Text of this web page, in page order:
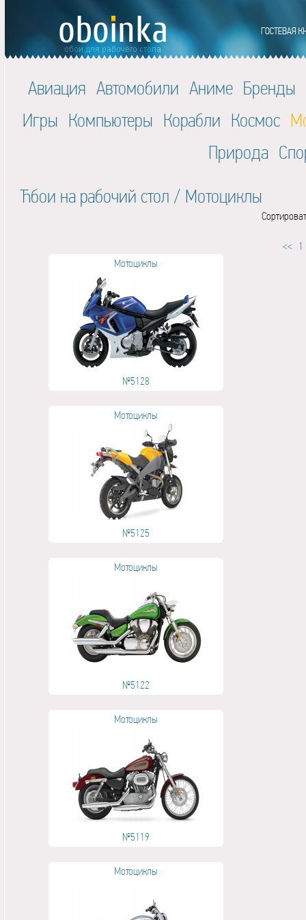
Авиация Автомобили Аниме Бренды
Игры Компьютеры Корабли Космос
Природа
Ћбои на рабочий стол / Мотоциклы
<< 1
Мотоциклы
№5128
Мотоциклы
№5125
Мотоциклы
№5122
Мотоциклы
№5119
Мотоциклы